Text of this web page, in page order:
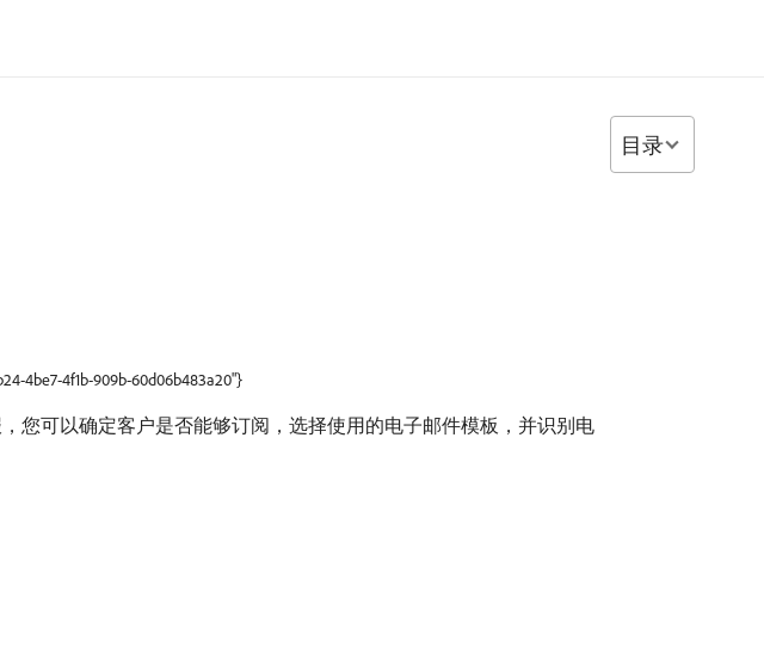
4be7-4f1b-909b-60d06b483a20"}
您可以确定客户是否能够订阅，选择使用的电子邮件模板，并识别电
目录